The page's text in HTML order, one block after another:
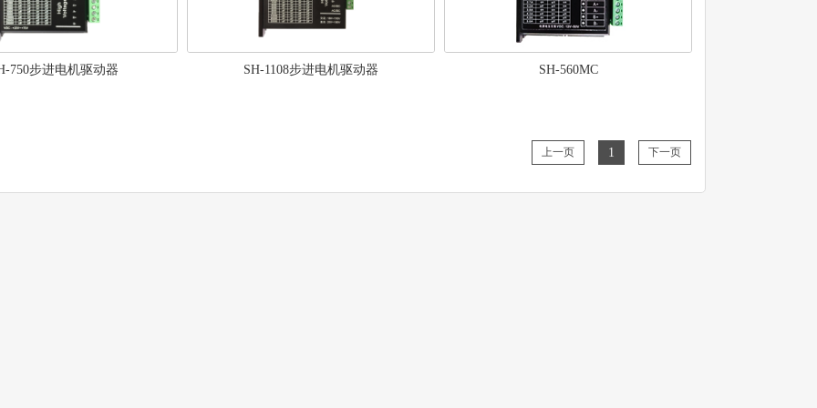
750步进电机驱动器 SH-1108步进电机驱动器 SH-560MC
上一页 1 下一页